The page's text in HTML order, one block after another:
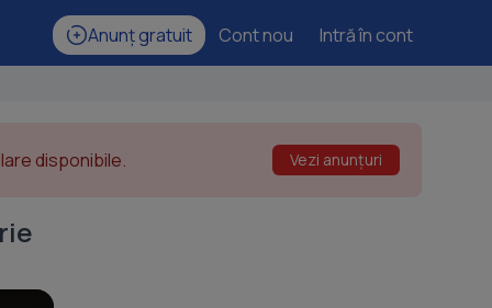
Anunț gratuit Cont nou Intră în cont
disponibile. Vezi anunțuri